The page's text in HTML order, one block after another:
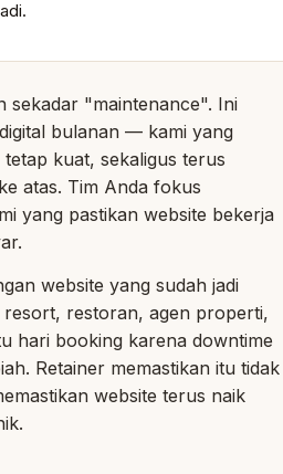
sekadar "maintenance". Ini
bulanan — kami yang
kuat, sekaligus terus
atas. Tim Anda fokus
yang pastikan website bekerja
website yang sudah jadi
restoran, agen properti,
hari booking karena downtime
Retainer memastikan itu tidak
website terus naik